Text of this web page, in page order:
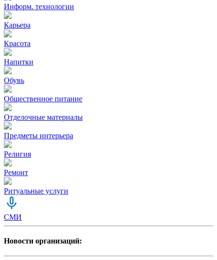
Информ. технологии
Карьера
Красота
Напитки
Обувь
Общественное питание
Отделочные материалы
Предметы интерьера
Религия
Ремонт
Ритуальные услуги
СМИ
Новости организаций: